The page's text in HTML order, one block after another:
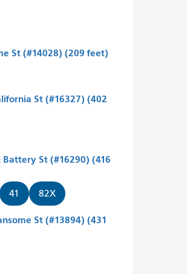
St (#14028) (209 feet)
St (#16327) (402
Battery St (#16290) (416
41 82X
St (#13894) (431